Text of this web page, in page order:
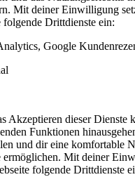
Mit deiner Einwilligung
folgende Drittdienste ein:
Google
Akzeptieren dieser Dienste
Funktionen
und dir eine komfortable
ermöglichen. Mit deiner
folgende Drittdienste